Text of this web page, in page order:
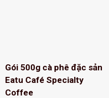
Gói 500g cà phê đặc sản
Eatu Café Specialty
Coffee